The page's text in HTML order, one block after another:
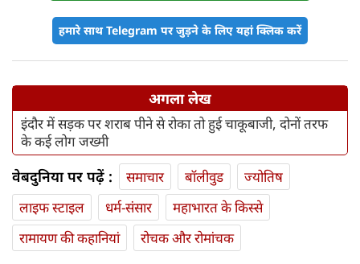
हमारे साथ Telegram पर जुड़ने के लिए यहां क्लिक करें
अगला लेख
इंदौर में सड़क पर शराब पीने से रोका तो हुई चाकूबाजी, दोनों तरफ
के कई लोग जख्‍मी
वेबदुनिया पर पढ़ें : समाचार बॉलीवुड
ज्योतिष
लाइफ स्‍टाइल
धर्म-संसार
महाभारत के किस्से
रामायण की कहानियां
रोचक और रोमांचक